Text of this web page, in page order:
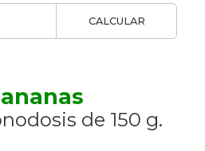
CALCULAR
de 150 g.